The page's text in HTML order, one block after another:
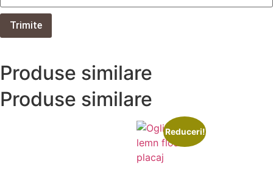
Produse similare
Produse similare
Reduceri!